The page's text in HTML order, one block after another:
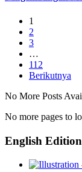
1
2
3
…
112
Berikutnya
No More Posts
No more pages to
English Edition